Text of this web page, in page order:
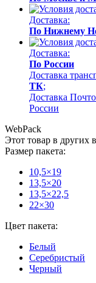
Доставка:
По Нижнему
Доставка:
По России
Доставка
ТК;
Доставка
России
WebPack
Этот товар в других
Размер пакета:
10,5×19
13,5×20
13,5×22,5
22×30
Цвет пакета:
Белый
Серебристый
Черный